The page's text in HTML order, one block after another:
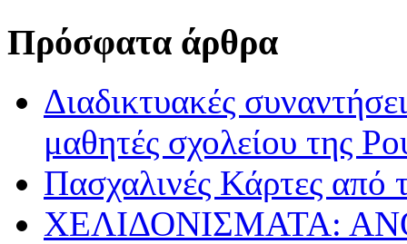
Πρόσφατα άρθρα
Διαδικτυακές
μαθητές σχολείου της
Πασχαλινές Κάρτες από
ΧΕΛΙΔΟΝΙΣΜΑΤΑ: